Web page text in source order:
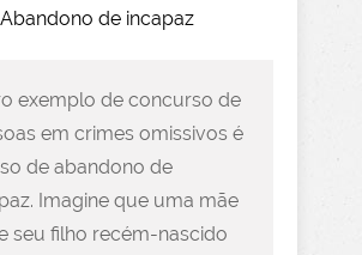
Abandono de incapaz
exemplo de concurso de
em crimes omissivos é
de abandono de
Imagine que uma mãe
seu filho recém-nascido